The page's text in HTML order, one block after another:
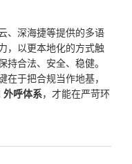
、深海捷等提供的多语
，以更本地化的方式触
持合法、安全、稳健。
在于把合规当作地基，
外呼体系，才能在严苛环